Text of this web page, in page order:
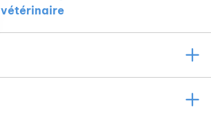
vétérinaire